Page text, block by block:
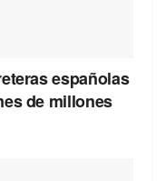
españolas
de millones